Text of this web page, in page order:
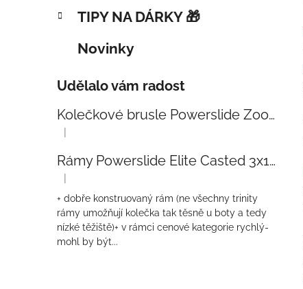
TIPY NA DÁRKY 🎁
Novinky
Udělalo vám radost
Kolečkové brusle Powerslide Zoom Baby Blue 80
Hodnocení produktu je 5 z 5 hvězdiček.
|
Rámy Powerslide Elite Casted 3x110 Trinity 270mm
Hodnocení produktu je 4 z 5 hvězdiček.
|
+ dobře konstruovaný rám (ne všechny trinity
rámy umožňují kolečka tak těsně u boty a tedy
nízké těžiště)+ v rámci cenové kategorie rychlý-
mohl by být...